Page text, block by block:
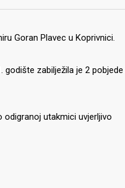
Goran Plavec u Koprivnici.
zabilježila je 2 pobjede
odigranoj utakmici uvjerljivo